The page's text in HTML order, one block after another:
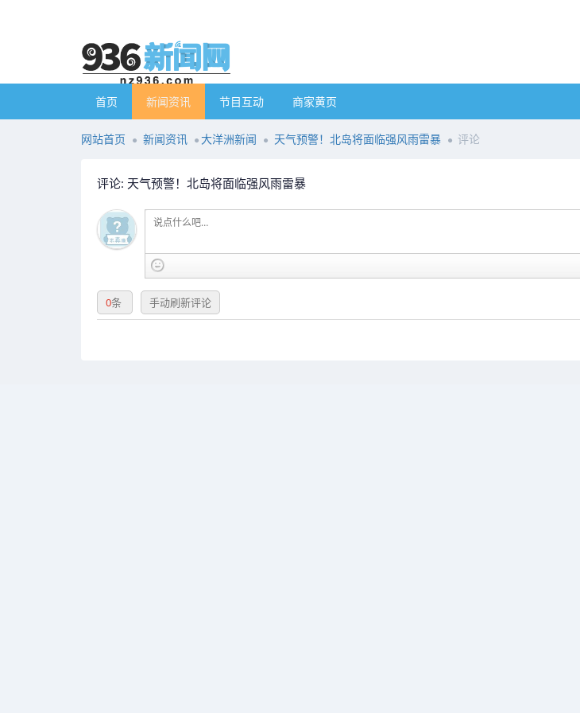
首页 新闻资讯 节目互动 商家黄页
网站首页 新闻资讯 大洋洲新闻 天气预警！北岛将面临强风雨雷暴 评论
评论: 天气预警！北岛将面临强风雨雷暴
0条 手动刷新评论